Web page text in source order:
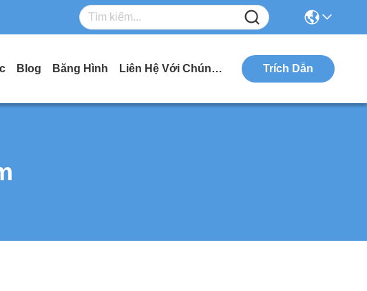
Blog Băng Hình Liên Hệ Với Chúng Tôi Trích Dẫn